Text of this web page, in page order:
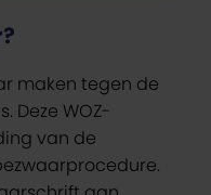
maken tegen de
Deze WOZ-
van de